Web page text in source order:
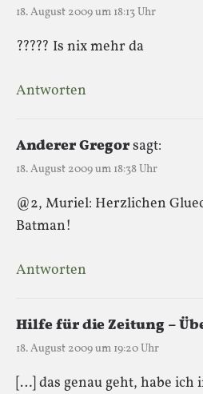
18. August 2009 um 18:13 Uhr
????? Is nix mehr da
Antworten
Anderer Gregorsagt:
18. August 2009 um 18:38 Uhr
@2, Muriel: Herzlichen
Batman!
Antworten
Hilfe für die Zeitung –
18. August 2009 um 19:20 Uhr
[…] das genau geht, habe ich